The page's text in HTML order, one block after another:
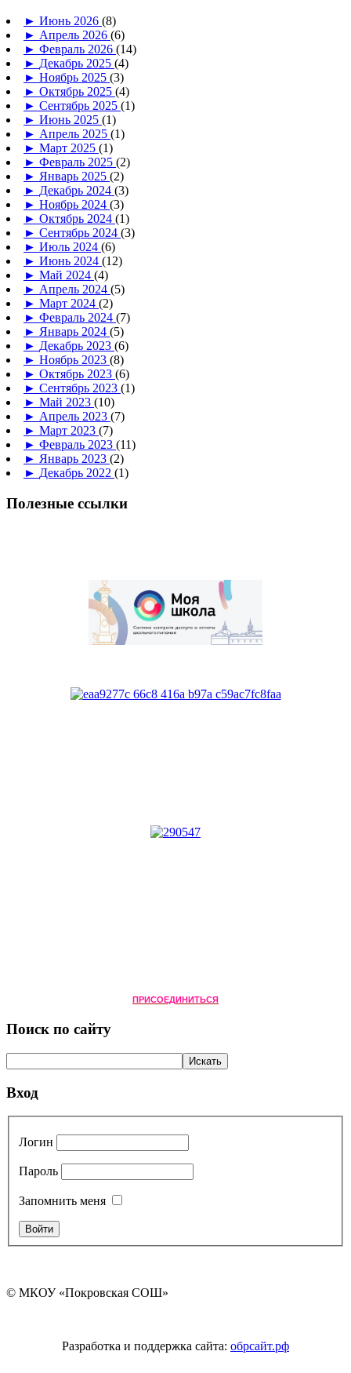
► Июнь 2026 (8)
► Апрель 2026 (6)
► Февраль 2026 (14)
► Декабрь 2025 (4)
► Ноябрь 2025 (3)
► Октябрь 2025 (4)
► Сентябрь 2025 (1)
► Июнь 2025 (1)
► Апрель 2025 (1)
► Март 2025 (1)
► Февраль 2025 (2)
► Январь 2025 (2)
► Декабрь 2024 (3)
► Ноябрь 2024 (3)
► Октябрь 2024 (1)
► Сентябрь 2024 (3)
► Июль 2024 (6)
► Июнь 2024 (12)
► Май 2024 (4)
► Апрель 2024 (5)
► Март 2024 (2)
► Февраль 2024 (7)
► Январь 2024 (5)
► Декабрь 2023 (6)
► Ноябрь 2023 (8)
► Октябрь 2023 (6)
► Сентябрь 2023 (1)
► Май 2023 (10)
► Апрель 2023 (7)
► Март 2023 (7)
► Февраль 2023 (11)
► Январь 2023 (2)
► Декабрь 2022 (1)
Полезные ссылки
ПРИСОЕДИНИТЬСЯ
Поиск по сайту
Вход
Логин
Пароль
Запомнить меня
© МКОУ «Покровская СОШ»
Разработка и поддержка сайта: обрсайт.рф